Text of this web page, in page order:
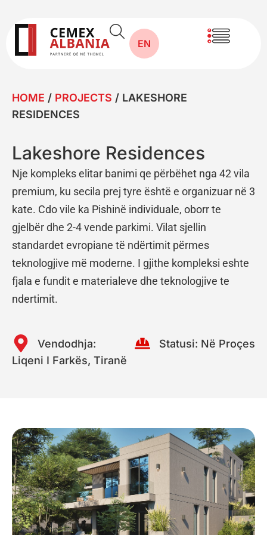
EN
HOME / PROJECTS / LAKESHORE
RESIDENCES
Lakeshore Residences
Nje kompleks elitar banimi qe përbëhet nga 42 vila
premium, ku secila prej tyre është e organizuar në 3
kate. Cdo vile ka Pishinë individuale, oborr te
gjelbër dhe 2-4 vende parkimi. Vilat sjellin
standardet evropiane të ndërtimit përmes
teknologjive më moderne. I gjithe kompleksi eshte
fjala e fundit e materialeve dhe teknologjive te
ndertimit.
Vendodhja:
Liqeni I Farkës, Tiranë
Statusi: Në Proçes